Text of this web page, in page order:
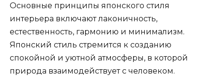
Основные принципы японского стиля
интерьера включают лаконичность,
естественность, гармонию и минимализм.
Японский стиль стремится к созданию
спокойной и уютной атмосферы, в которой
природа взаимодействует с человеком.